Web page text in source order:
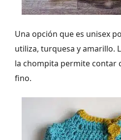
Una opción que es unisex
utiliza, turquesa y amarillo.
la chompita permite contar
fino.